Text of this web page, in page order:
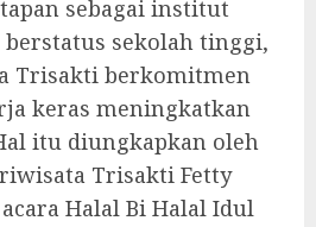
sebagai institut
sekolah tinggi,
Trisakti berkomitmen
keras meningkatkan
itu diungkapkan oleh
Trisakti Fetty
Halal Bi Halal Idul